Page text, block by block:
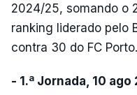
2024/25, somando o
ranking liderado pelo
contra 30 do FC Porto.
- 1.ª Jornada, 10 ago